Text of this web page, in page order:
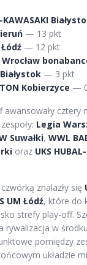
KAWASAKI
— 13 pkt
Łódź — 12 pkt
Wrocław
Białystok — 3 pkt
Kobierzyce —
awansowały cztery
Legia
Suwałki, WWL
oraz UKS
znalazły się
UM Łódź, które do
strefy play-off.
rywalizacja w
pomiędzy
układzie